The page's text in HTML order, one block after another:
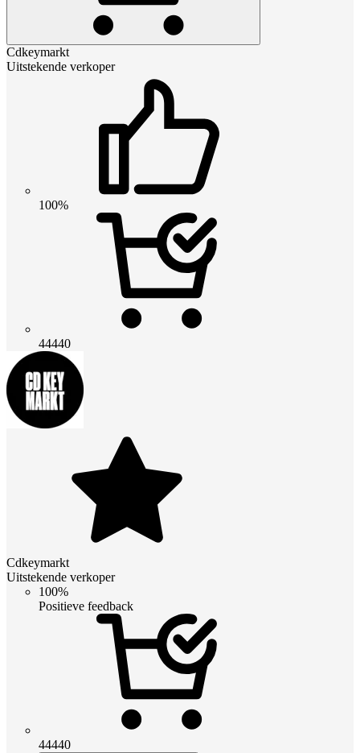
Cdkeymarkt
Uitstekende verkoper
100%
44440
Cdkeymarkt
Uitstekende verkoper
100%
Positieve feedback
44440